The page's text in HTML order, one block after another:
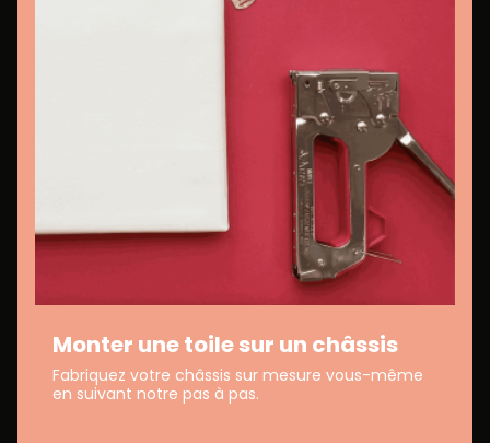
Monter une toile sur un châssis
Fabriquez votre châssis sur mesure vous-même
en suivant notre pas à pas.